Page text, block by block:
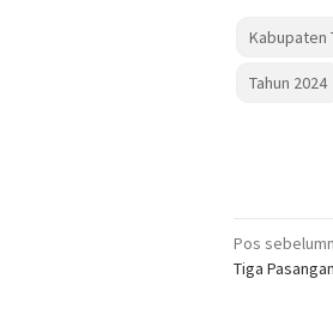
Kabupaten
Tahun 2024
pos
Pos
Tiga